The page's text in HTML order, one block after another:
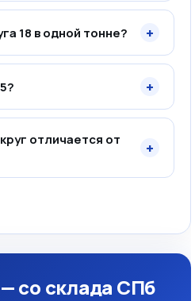
18 в одной тонне? +
+
отличается от
+
со склада СПб